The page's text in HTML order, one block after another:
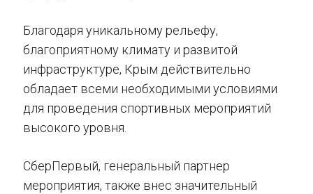
Благодаря уникальному рельефу,
благоприятному климату и развитой
инфраструктуре, Крым действительно
обладает всеми необходимыми условиями
для проведения спортивных мероприятий
высокого уровня.
СберПервый, генеральный партнер
мероприятия, также внес значительный